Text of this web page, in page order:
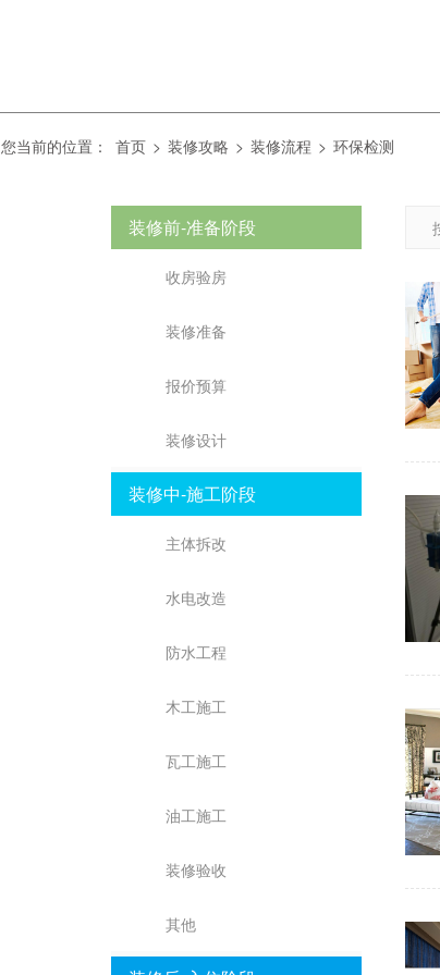
您当前的位置： 首页 > 装修攻略 > 装修流程 > 环保检测
装修前-准备阶段
收房验房
装修准备
报价预算
装修设计
装修中-施工阶段
主体拆改
水电改造
防水工程
木工施工
瓦工施工
油工施工
装修验收
其他